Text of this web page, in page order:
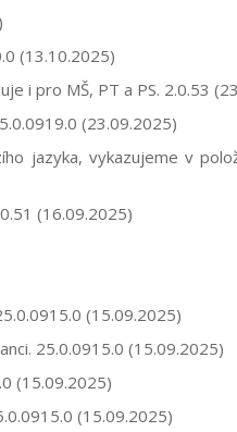
(13.10.2025)
i pro MŠ, PT a PS. 2.0.53
(23.09.2025)
jazyka, vykazujeme v
(16.09.2025)
(15.09.2025)
25.0.0915.0 (15.09.2025)
(15.09.2025)
(15.09.2025)